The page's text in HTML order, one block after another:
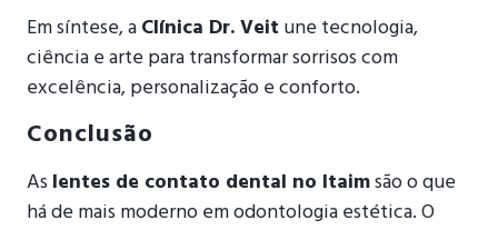
Em síntese, aClínica Dr. Veit une tecnologia,
ciência e arte para transformar sorrisos com
excelência, personalização e conforto.
Conclusão
As lentes de contato dental no Itaimsão o que
há de mais moderno em odontologia estética. O